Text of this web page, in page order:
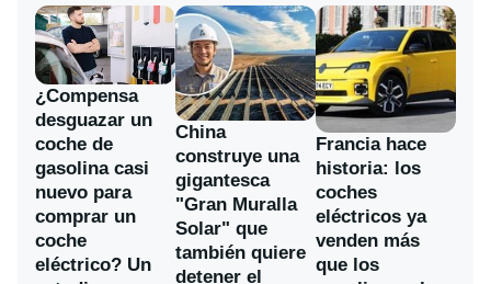
¿Compensa
desguazar un
coche de
gasolina casi
nuevo para
comprar un
coche
eléctrico? Un
China
construye una
gigantesca
"Gran Muralla
Solar" que
también quiere
detener el
Francia hace
historia: los
coches
eléctricos ya
venden más
que los